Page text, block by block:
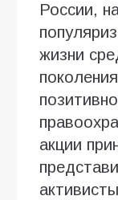
России,
жизни
акции